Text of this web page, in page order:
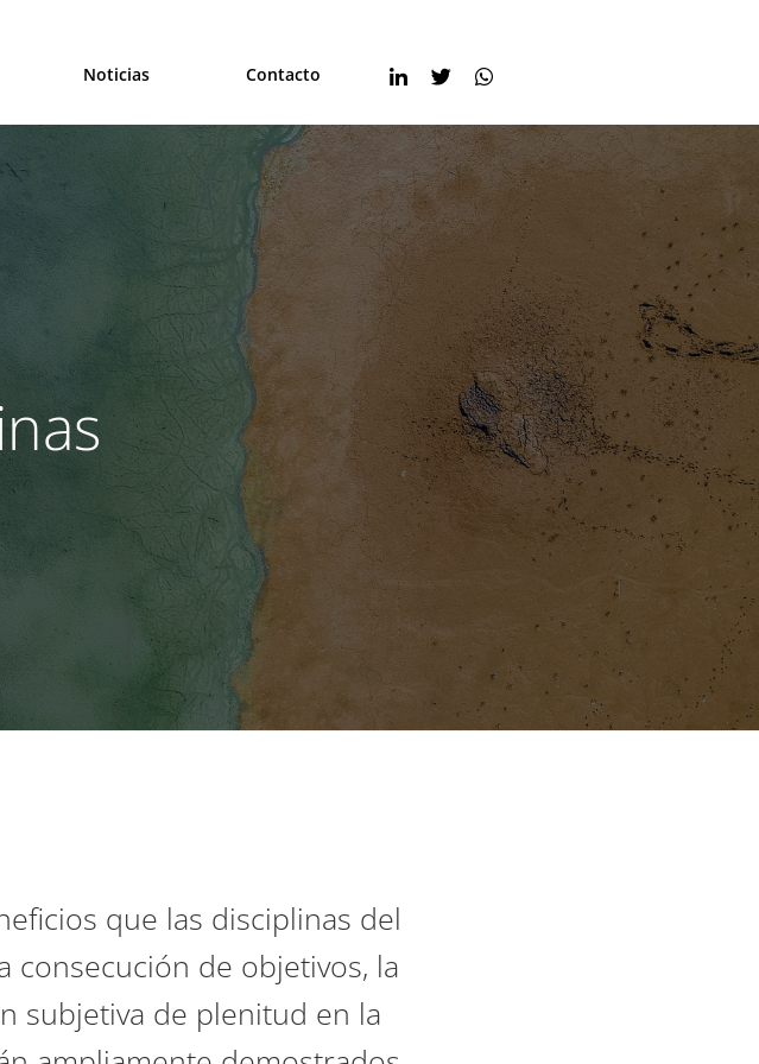
Noticias Contacto
que las disciplinas del
consecución de objetivos, la
subjetiva de plenitud en la